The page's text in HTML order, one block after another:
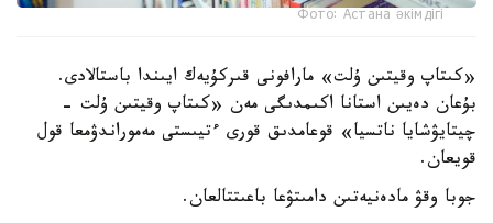
Фото: Астана әкімдігі
«كىتاپ وقيتىن ۇلت» مارافونى قىركۇيەك ايىندا باستالادى.
بۇعان دەيىن استانا اكىمدىگى مەن «كىتاپ وقيتىن ۇلت -
چيتايۋشايا ناتسيا» قوعامدىق قورى ءتيىستى مەموراندۋمعا قول
قويعان.
جوبا وقۋ مادەنيەتىن دامىتۋعا باعىتتالعان.